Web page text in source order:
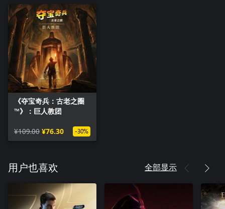
《夺宝奇兵：古老之圈
™》：巨人教团
¥109.00 ¥76.30 -30%
用户也喜欢 全部显示